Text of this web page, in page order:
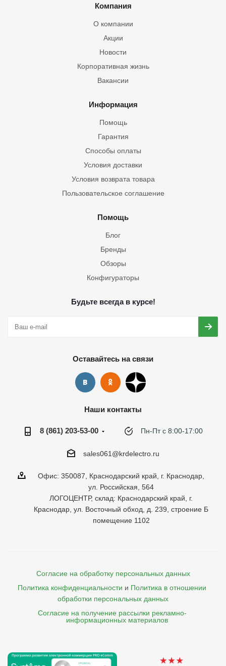
Компания
О компании
Акции
Новости
Корпоративная жизнь
Вакансии
Информация
Помощь
Гарантия
Способы оплаты
Условия доставки
Условия возврата товара
Пользовательское соглашение
Помощь
Блог
Бренды
Обзоры
Конфигураторы
Будьте всегда в курсе!
Оставайтесь на связи
Наши контакты
8 (861) 203-53-00 Пн-Пт с 8:00-17:00
sales061@krdelectro.ru
Офис: 350087, Краснодарский край, г. Краснодар,
ул. Российская, 564
ЛОГОЦЕНТР, склад: Краснодарский край, г.
Краснодар, ул. Восточный обход, д. 239, строение Б
помещение 1102
Согласие на обработку персональных данных
Политика конфиденциальности и Политика в отношении
обработки персональных данных
Согласие на получение рассылки рекламно-
    информационных материалов